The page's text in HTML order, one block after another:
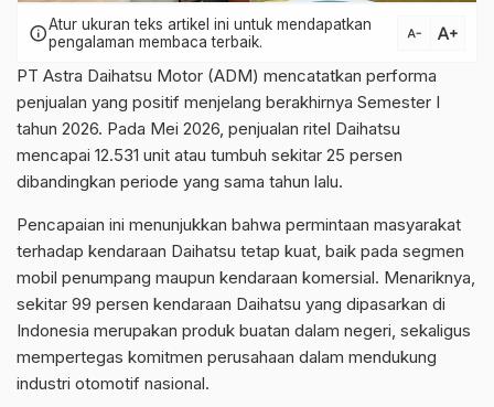
infoAtur ukuran teks artikel ini untuk mendapatkan
pengalaman membaca terbaik.
text_decrease text_increase
PT Astra Daihatsu Motor (ADM) mencatatkan performa
penjualan yang positif menjelang berakhirnya Semester I
tahun 2026. Pada Mei 2026, penjualan ritel Daihatsu
mencapai 12.531 unit atau tumbuh sekitar 25 persen
dibandingkan periode yang sama tahun lalu.
Pencapaian ini menunjukkan bahwa permintaan masyarakat
terhadap kendaraan Daihatsu tetap kuat, baik pada segmen
mobil penumpang maupun kendaraan komersial. Menariknya,
sekitar 99 persen kendaraan Daihatsu yang dipasarkan di
Indonesia merupakan produk buatan dalam negeri, sekaligus
mempertegas komitmen perusahaan dalam mendukung
industri otomotif nasional.